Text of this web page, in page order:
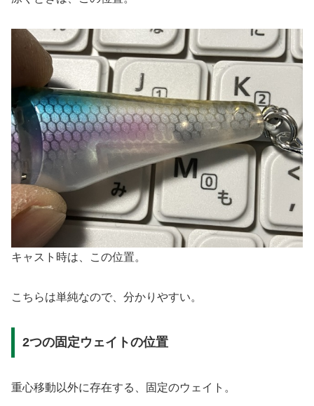
キャスト時は、この位置。
こちらは単純なので、分かりやすい。
2つの固定ウェイトの位置
重心移動以外に存在する、固定のウェイト。